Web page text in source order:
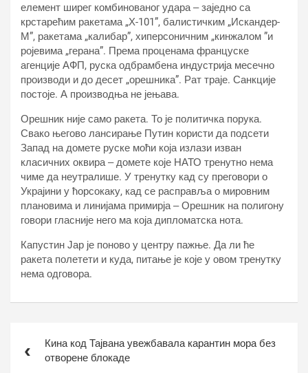
елемент ширег комбинованог удара ‒ заједно са
крстарећим ракетама „Х-101”, балистичким „Искандер-
М”, ракетама „калибар”, хиперсоничним „кинжалом ”и
ројевима „герана”. Према проценама француске
агенције АФП, руска одбрамбена индустрија месечно
производи и до десет „орешника”. Рат траје. Санкције
постоје. А производња не јењава.
Орешник није само ракета. То је политичка порука.
Свако његово лансирање Путин користи да подсети
Запад на домете руске моћи која излази изван
класичних оквира ‒ домете које НАТО тренутно нема
чиме да неутралише. У тренутку кад су преговори о
Украјини у ћорсокаку, кад се расправља о мировним
плановима и линијама примирја ‒ Орешник на полигону
говори гласније него ма која дипломатска нота.
Капустин Јар је поново у центру пажње. Да ли ће
ракета полетети и куда, питање је које у овом тренутку
нема одговора.
чланкаКина код Тајвана увежбавала карантин мора без
отворене блокаде